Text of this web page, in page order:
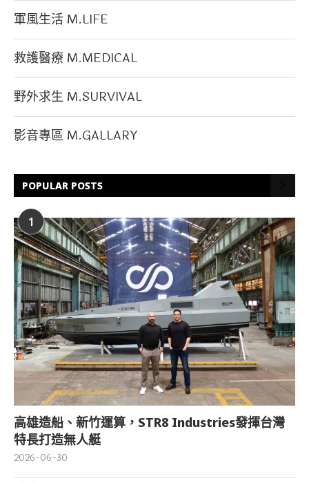
軍風生活 M.LIFE
救護醫療 M.MEDICAL
野外求生 M.SURVIVAL
影音專區 M.GALLARY
POPULAR POSTS
1
高雄造船、新竹運算，STR8 Industries發揮台灣
特長打造無人艇
2026-06-30